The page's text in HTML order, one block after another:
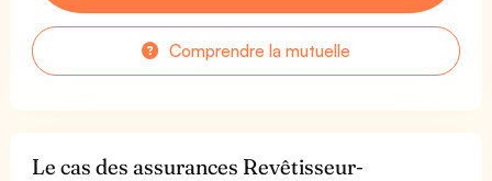
Comprendre la mutuelle
Le cas des assurances Revêtisseur-